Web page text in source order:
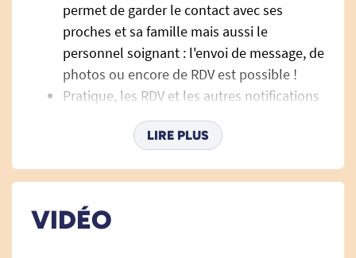
permet de garder le contact avec ses
proches et sa famille mais aussi le
personnel soignant : l'envoi de message, de
photos ou encore de RDV est possible !
Pratique, les RDV et les autres notifications
sont indiqués sous forme de messages
vocaux. L'agenda se met à jour
disparaissent d'elles mêmes 1 heure après
le début de l'activité.
Compatible Apple et Android, les
LIRE PLUS
VIDÉO